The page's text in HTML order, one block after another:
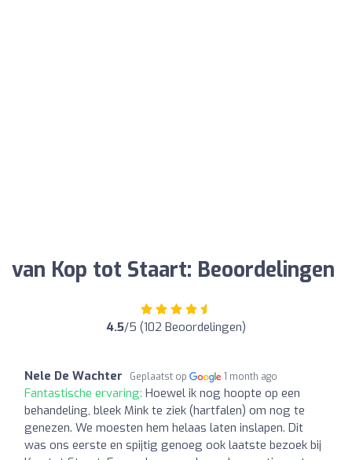
van Kop tot Staart: Beoordelingen
4.5/5 (102 Beoordelingen)
Nele De Wachter Geplaatst op 1 month ago
Fantastische ervaring: Hoewel ik nog hoopte op een
behandeling, bleek Mink te ziek (hartfalen) om nog te
genezen. We moesten hem helaas laten inslapen. Dit
was ons eerste en spijtig genoeg ook laatste bezoek bij